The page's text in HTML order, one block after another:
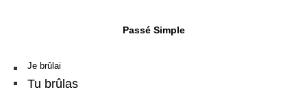
Passé Simple
Je brûlai
Tu brûlas